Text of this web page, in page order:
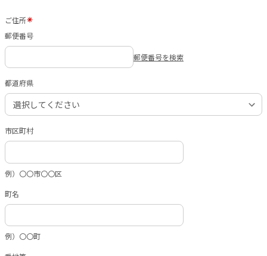
ご住所
郵便番号
郵便番号を検索
都道府県
市区町村
例）〇〇市〇〇区
町名
例）〇〇町